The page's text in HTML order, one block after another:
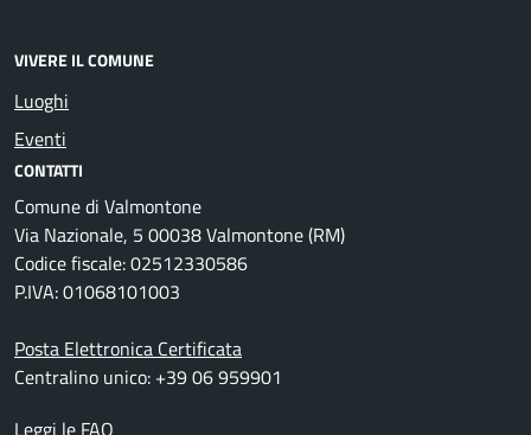
VIVERE IL COMUNE
Luoghi
Eventi
CONTATTI
Comune di Valmontone
Via Nazionale, 5 00038 Valmontone (RM)
Codice fiscale: 02512330586
P.IVA: 01068101003
Posta Elettronica Certificata
Centralino unico: +39 06 959901
Leggi le FAQ